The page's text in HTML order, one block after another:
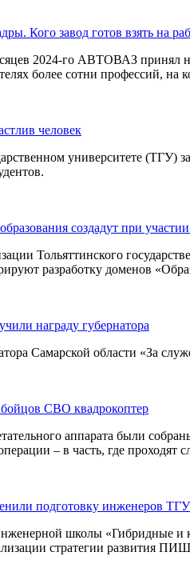
Кого завод готов взять на
2024-го АВТОВАЗ принял
более сотни профессий,
человек
университете (ТГУ)
создадут при
Тольяттинского
разработку доменов
награду губернатора
Самарской области «За
СВО квадрокоптер
аппарата были
– в часть, где проходят
подготовку инженеров
школы «Гибридные и
стратегии развития